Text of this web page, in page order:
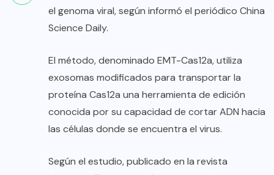
el genoma viral, según informó el periódico China
Science Daily.
El método, denominado EMT-Cas12a, utiliza
exosomas modificados para transportar la
proteína Cas12a una herramienta de edición
conocida por su capacidad de cortar ADN hacia
las células donde se encuentra el virus.
Según el estudio, publicado en la revista